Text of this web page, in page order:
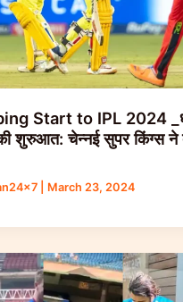
Start to IPL 2024
शुरुआत: चेन्नई सुपर किंग्स ने
March 23, 2024